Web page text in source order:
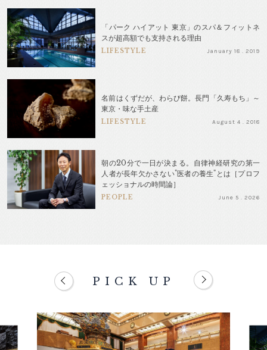
「パーク ハイアット 東京」のスパ＆フィットネ
スが超高額でも支持される理由
LIFESTYLE January 18 . 2019
名前はくずだが、わらび餅。長門「久寿もち」～
東京・味な手土産
LIFESTYLE August 4 . 2018
朝の20分で一日が決まる。自律神経研究の第一
人者が長年欠かさない"医者の養生"とは［プロフ
ェッショナルの時間論］
PEOPLE June 5 . 2026
PICK UP